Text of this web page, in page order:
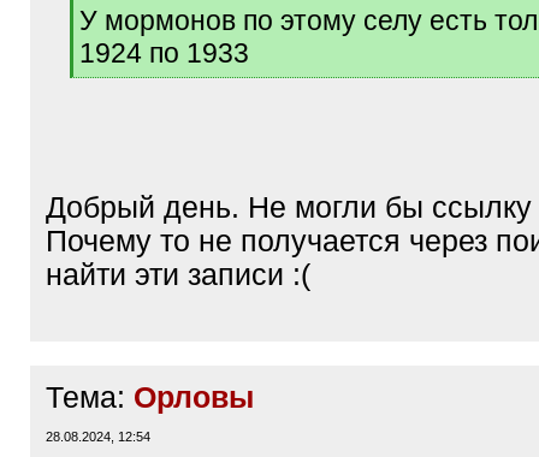
[
q
]
У мормонов по этому селу есть
1924 по 1933
[
Добрый день. Не могли бы ссылку
Почему то не получается через
найти эти записи :(
Тема: Орловы
28.08.2024, 12:54